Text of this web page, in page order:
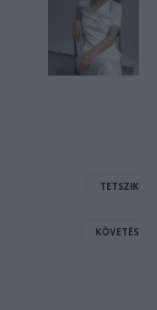
TETSZIK
KÖVETÉS